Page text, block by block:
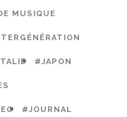
MUSIQUE
#JAPON
#JOURNAL